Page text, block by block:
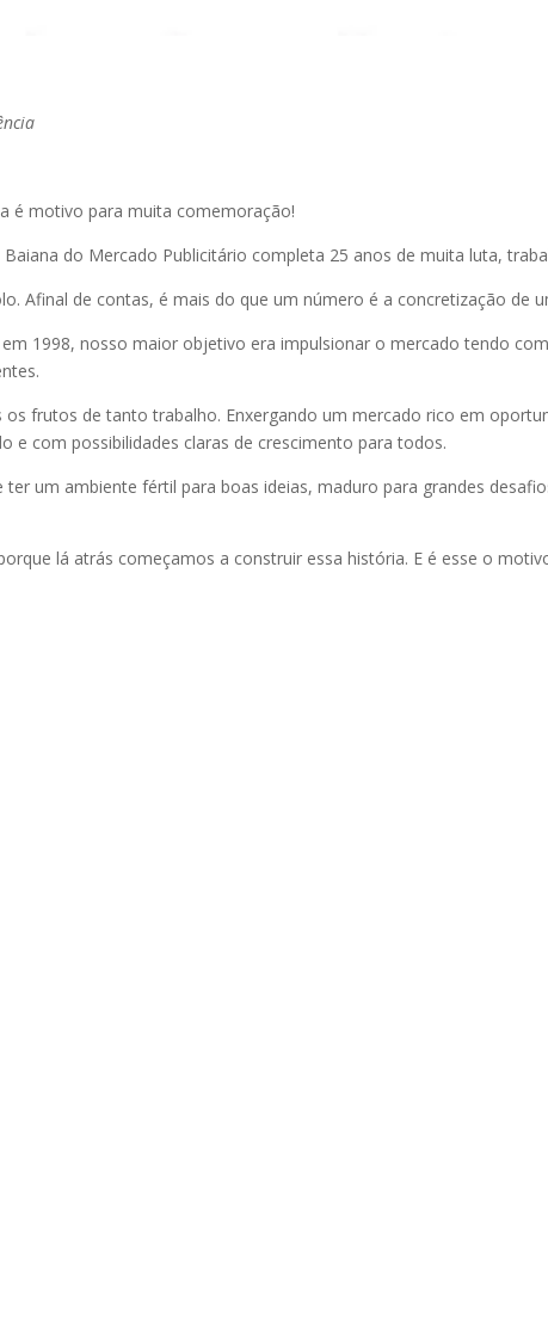
é motivo para muita comemoração!
do Mercado Publicitário completa 25 anos de muita luta,
Afinal de contas, é mais do que um número é a concretização de
1998, nosso maior objetivo era impulsionar o mercado tendo
frutos de tanto trabalho. Enxergando um mercado rico em
e com possibilidades claras de crescimento para todos.
um ambiente fértil para boas ideias, maduro para grandes
lá atrás começamos a construir essa história. E é esse o